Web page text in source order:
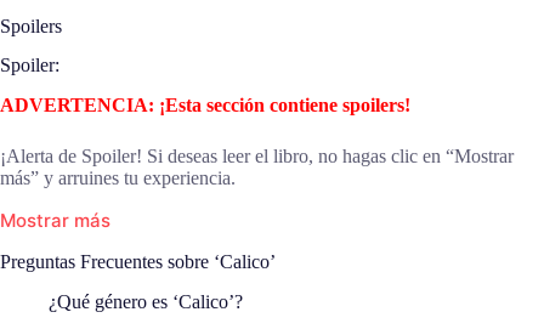
Spoilers
Spoiler:
ADVERTENCIA: ¡Esta sección contiene spoilers!
¡Alerta de Spoiler! Si deseas leer el libro, no hagas clic en “Mostrar
más” y arruines tu experiencia.
Mostrar más
Preguntas Frecuentes sobre ‘Calico’
¿Qué género es ‘Calico’?